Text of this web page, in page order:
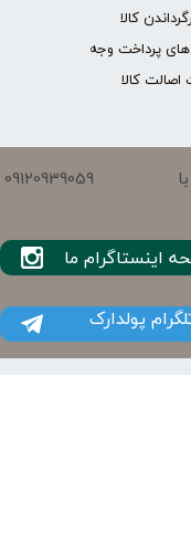
کالا
پرداخت وجه
کالا
09120939059
پولدارک
اینستاگرام ما